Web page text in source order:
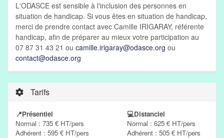
L'ODASCE est sensible à l'inclusion des personnes en
situation de handicap. Si vous êtes en situation de handicap,
merci de prendre contact avec Camille IRIGARAY, référente
handicap, afin de préparer au mieux votre participation au
07 87 31 43 21 ou camille.irigaray@odasce.org ou
contact@odasce.org
Tarifs
📍Présentiel
💻Distanciel
Normal : 735 € HT/pers
Normal : 625 € HT/pers
Adhérent : 595 € HT/pers
Adhérent : 505 € HT/pers